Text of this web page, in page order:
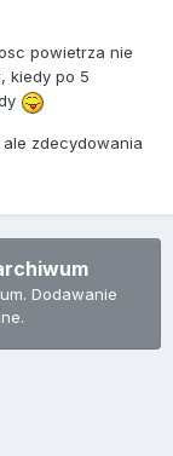
powietrza nie
kiedy po 5
zdecydowania
Dodawanie